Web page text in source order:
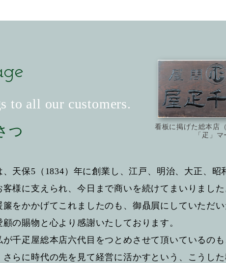
to all our customers.
つ
看板に掲げた総本店
「疋」マ
天保5（1834）年に創業し、江戸、明治、大正、
様に支えられ、今日まで商いを続けてまいりました
簾をかかげてこれましたのも、御贔屓にしていただ
の賜物と心より感謝いたしております。
が千疋屋総本店六代目をつとめさせて頂いているの
さらに時代の先を見て経営に活かすという、こうし